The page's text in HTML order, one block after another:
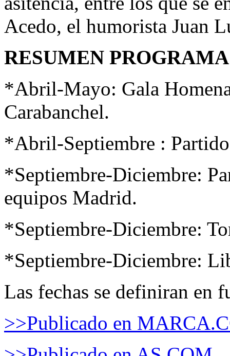
Acedo, el humorista Juan
RESUMEN
*Abril-Mayo: Gala
Carabanchel.
*Abril-Septiembre :
*Septiembre-Diciembre:
equipos Madrid.
*Septiembre-Diciembre:
*Septiembre-Diciembre:
Las fechas se definiran en
>>Publicado en